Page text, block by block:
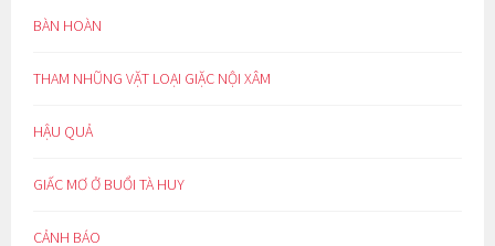
BÀN HOÀN
THAM NHŨNG VẶT LOẠI GIẶC NỘI XÂM
HẬU QUẢ
GIẤC MƠ Ở BUỔI TÀ HUY
CẢNH BÁO